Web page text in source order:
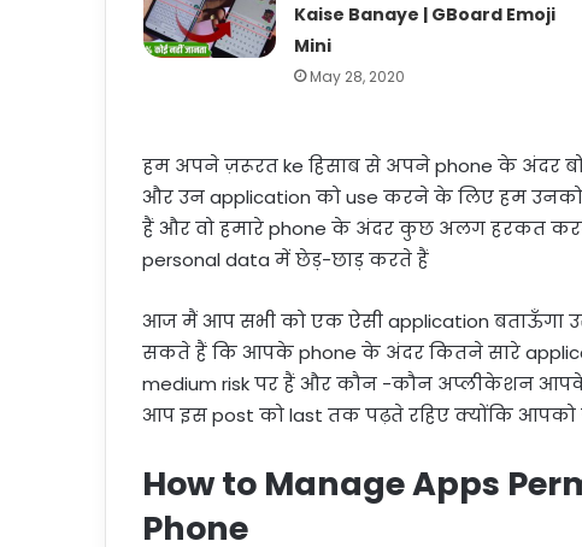
Kaise Banaye | GBoard Emoji
Mini
May 28, 2020
हम अपने ज़रूरत ke हिसाब से अपने phone के अंदर
और उन application को use करने के लिए हम
हैं और वो हमारे phone के अंदर कुछ अलग हरकत
personal data में छेड़-छाड़ करते हैं
आज मैं आप सभी को एक ऐसी application बताऊँगा
सकते हैं कि आपके phone के अंदर कितने सारे
medium risk पर हैं और कौन -कौन अप्लीकेशन
आप इस post को last तक पढ़ते रहिए क्योंकि आपको
How to Manage Apps
Phone